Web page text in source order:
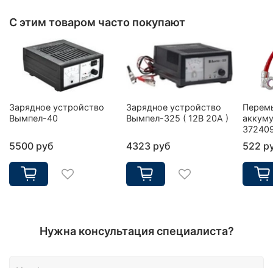
С этим товаром часто покупают
Зарядное устройство
Вымпел-40
5500 руб
Зарядное устройство
Вымпел-325 ( 12В 20А )
4323 руб 522
Нужна консультация специалиста?